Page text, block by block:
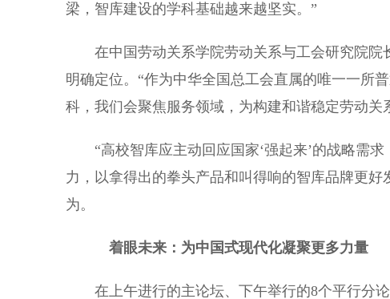
梁，智库建设的学科基础越来越坚实。”
在中国劳动关系学院劳动关系与工会研究院院
明确定位。“作为中华全国总工会直属的唯一一所
科，我们会聚焦服务领域，为构建和谐稳定劳动
“高校智库应主动回应国家‘强起来’的战略需求
力，以拿得出的拳头产品和叫得响的智库品牌更
为。
着眼未来：为中国式现代化凝聚更多力量
在上午进行的主论坛、下午举行的8个平行分论